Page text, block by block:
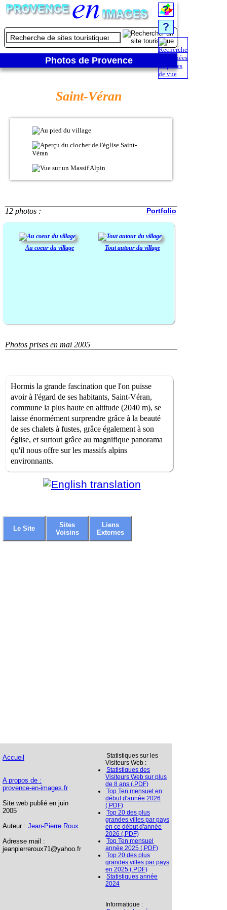
Photos de Provence
Saint-Véran
12 photos : Portfolio
Au coeur du village Tout autour du village
Photos prises en mai 2005
Hormis la grande fascination que l'on puisse
avoir à l'égard de ses habitants, Saint-Véran,
commune la plus haute en altitude (2040 m), se
laisse énormément surprendre grâce à la beauté
de ses chalets à fustes, grâce également à son
église, et surtout grâce au magnifique panorama
qu'il nous offre sur les massifs alpins
environnants.
Le Site
Sites
Voisins
Liens
Externes
Accueil
A propos de :
provence-en-images.fr
Site web publié en juin
2005
Auteur : Jean-Pierre Roux
Adresse mail :
jeanpierreroux71@yahoo.fr
Statistiques sur les
Visiteurs Web :
Statistiques des
Visiteurs Web sur plus
de 8 ans (.PDF)
Top Ten mensuel en
début d'année 2026
(.PDF)
Top 20 des plus
grandes villes par pays
en ce début d'année
2026 (.PDF)
Top Ten mensuel
année 2025 (.PDF)
Top 20 des plus
grandes villes par pays
en 2025 (.PDF)
Statistiques année
2024
Informatique :